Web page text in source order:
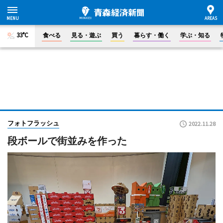
33°C 食べる 見る・遊ぶ 買う 暮らす・働く 学ぶ・知る
フォトフラッシュ 2022.11.28
段ボールで街並みを作った